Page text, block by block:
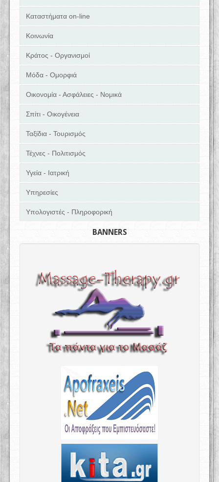
Καταστήματα on-line
Κοινωνία
Κράτος - Οργανισμοί
Μόδα - Ομορφιά
Οικονομία - Ασφάλειες - Νομικά
Σπίτι - Οικογένεια
Ταξίδια - Τουρισμός
Τέχνες - Πολιτισμός
Υγεία - Ιατρική
Υπηρεσίες
Υπολογιστές - Πληροφορική
BANNERS